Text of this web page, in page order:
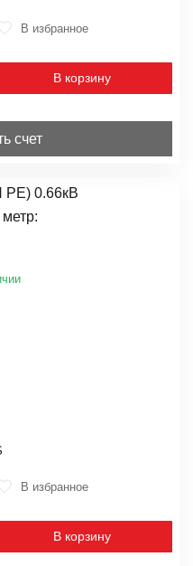
В избранное
В корзину
счет
PE) 0.66кВ
метр:
В избранное
В корзину